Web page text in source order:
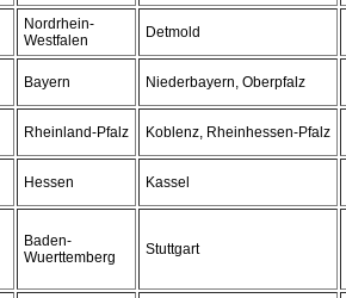
Nordrhein-
Westfalen
Detmold
Bayern Niederbayern, Oberpfalz
Rheinland-Pfalz Koblenz, Rheinhessen-Pfalz
Hessen Kassel
Baden-
Wuerttemberg
Stuttgart